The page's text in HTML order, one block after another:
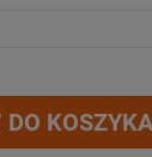
DO KOSZYKA